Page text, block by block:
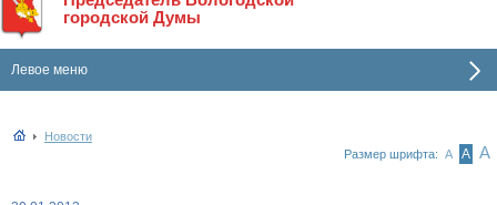
городской Думы
Левое меню
Новости
Размер шрифта: А А А